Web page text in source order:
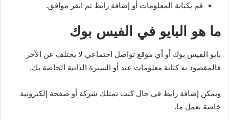
قم بكتابة المعلومات أو إضافة رابط ثم انقر موافق.
ما هو البايو في الفيس بوك
بايو الفيس بوك أو أي موقع تواصل اجتماعي لا يختلف عن الآخر
فالمقصود به كتابة معلومات عند أو السيرة الذاتية الخاصة بك.
ويمكن إضافة رابط في حال كنت تمتلك شركة أو صفحة إلكترونية
خاصة بعمل ما.